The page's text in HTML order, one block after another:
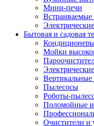
Мини-печи
Бытовая и садовая
Мойки
Пылесосы
Роботы-
Поломойные
Очистители и